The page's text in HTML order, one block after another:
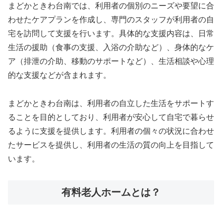
まどかときわ台南では、利用者の個別のニーズや要望に合
わせたケアプランを作成し、専門のスタッフが利用者の自
宅を訪問して支援を行います。具体的な支援内容は、日常
生活の援助（食事の支援、入浴の介助など）、身体的なケ
ア（排泄の介助、移動のサポートなど）、生活相談や心理
的な支援などが含まれます。
まどかときわ台南は、利用者の自立した生活をサポートす
ることを目的としており、利用者が安心して自宅で暮らせ
るように支援を提供します。利用者の個々の状況に合わせ
たサービスを提供し、利用者の生活の質の向上を目指して
います。
有料老人ホームとは？